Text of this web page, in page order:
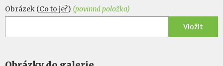
Obrázek (Co to je?) (povinná položka)
Vložit